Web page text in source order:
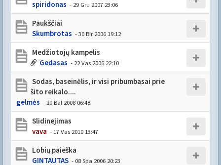
spiridonas - 29 Gru 2007 23:06
Paukščiai
Skumbrotas - 30 Bir 2006 19:12
Medžiotojų kampelis
Gedasas - 22 Vas 2006 22:10
Sodas, baseinėlis, ir visi pribumbasai prie
šito reikalo....
gelmės - 20 Bal 2008 06:48
Slidinejimas
vava - 17 Vas 2010 13:47
Lobių paieška
GINTAUTAS - 08 Spa 2006 20:23